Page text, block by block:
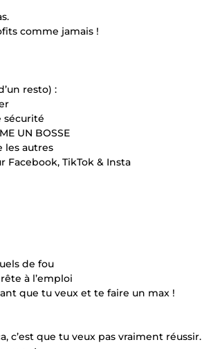
comme jamais !
resto) :
sécurité
UN BOSSE
les autres
TikTok & Insta
de fou
à l’emploi
que tu veux et te faire un max !
c’est que tu veux pas vraiment réussir.